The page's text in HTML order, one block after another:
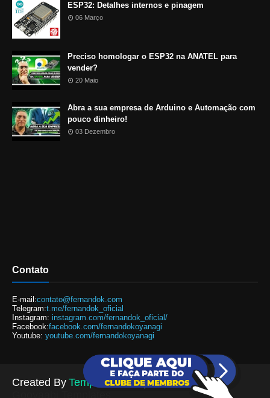
ESP32: Detalhes internos e pinagem
06 Março
Preciso homologar o ESP32 na ANATEL para
vender?
20 Maio
Abra a sua empresa de Arduino e Automação com
pouco dinheiro!
03 Dezembro
Contato
E-mail:contato@fernandok.com
Telegram:t.me/fernandok_oficial
Instagram: instagram.com/fernandok_oficial/
Facebook:facebook.com/fernandokoyanagi
Youtube: youtube.com/fernandokoyanagi
Created By TemplatesYard| Distributed By